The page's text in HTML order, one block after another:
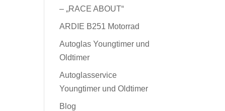
– „RACE ABOUT“
ARDIE B251 Motorrad
Autoglas Youngtimer und
Oldtimer
Autoglasservice
Youngtimer und Oldtimer
Blog